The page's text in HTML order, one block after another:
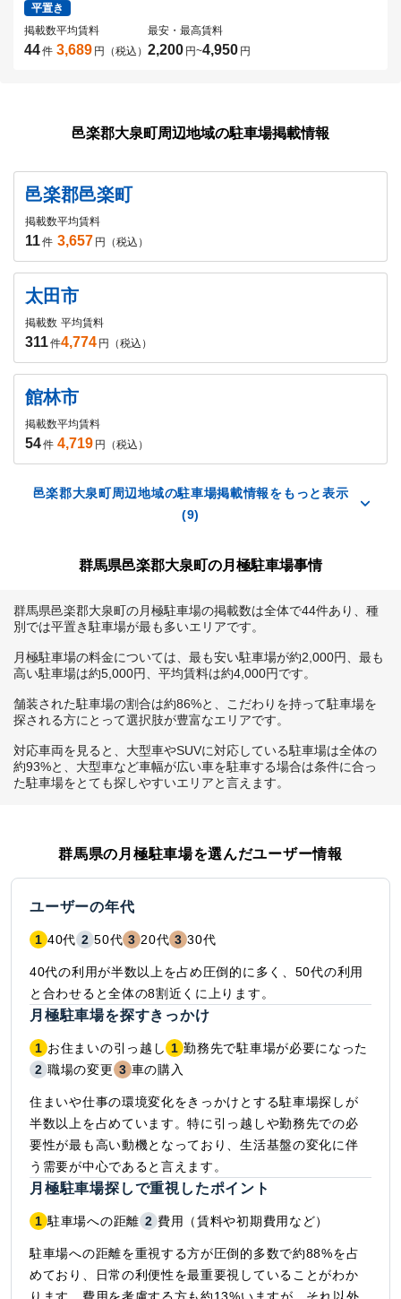
平置き
掲載数
44件
平均賃料
3,689 円（税込）
最安・最高賃料
2,200 円~4,950 円
邑楽郡大泉町周辺地域の駐車場掲載情報
邑楽郡邑楽町
掲載数
11件
平均賃料
3,657 円（税込）
太田市
掲載数
311件
平均賃料
4,774 円（税込）
館林市
掲載数
54件
平均賃料
4,719 円（税込）
邑楽郡大泉町周辺地域の駐車場掲載情報をもっと表示
(9)
群馬県邑楽郡大泉町の月極駐車場事情
群馬県邑楽郡大泉町の月極駐車場の掲載数は全体で44件あり、種
別では平置き駐車場が最も多いエリアです。
月極駐車場の料金については、最も安い駐車場が約2,000円、最も
高い駐車場は約5,000円、平均賃料は約4,000円です。
舗装された駐車場の割合は約86%と、こだわりを持って駐車場を
探される方にとって選択肢が豊富なエリアです。
対応車両を見ると、大型車やSUVに対応している駐車場は全体の
約93%と、大型車など車幅が広い車を駐車する場合は条件に合っ
た駐車場をとても探しやすいエリアと言えます。
群馬県の月極駐車場を選んだユーザー情報
ユーザーの年代
1 40代 2 50代 3 20代 3 30代
40代の利用が半数以上を占め圧倒的に多く、50代の利用
と合わせると全体の8割近くに上ります。
月極駐車場を探すきっかけ
1 お住まいの引っ越し 1 勤務先で駐車場が必要になった
2 職場の変更 3 車の購入
住まいや仕事の環境変化をきっかけとする駐車場探しが
半数以上を占めています。特に引っ越しや勤務先での必
要性が最も高い動機となっており、生活基盤の変化に伴
う需要が中心であると言えます。
月極駐車場探しで重視したポイント
1 駐車場への距離 2 費用（賃料や初期費用など）
駐車場への距離を重視する方が圧倒的多数で約88%を占
めており、日常の利便性を最重要視していることがわか
ります。費用を考慮する方も約13%いますが、それ以外